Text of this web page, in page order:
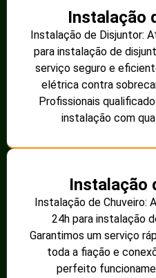
Instalação
Instalação de Disjuntor:
para instalação de
serviço seguro e
elétrica contra
Profissionais
instalação com
Instalação
Instalação de Chuveiro:
24h para instalação
Garantimos um serviço
toda a fiação e
perfeito